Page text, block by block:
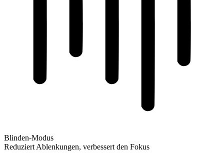
Blinden-Modus
Reduziert Ablenkungen, verbessert den Fokus